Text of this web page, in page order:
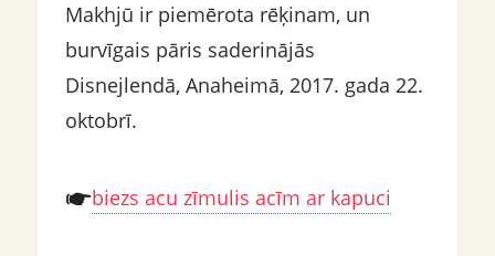
Makhjū ir piemērota rēķinam, un
burvīgais pāris saderinājās
Disnejlendā, Anaheimā, 2017. gada 22.
oktobrī.
biezs acu zīmulis acīm ar kapuci